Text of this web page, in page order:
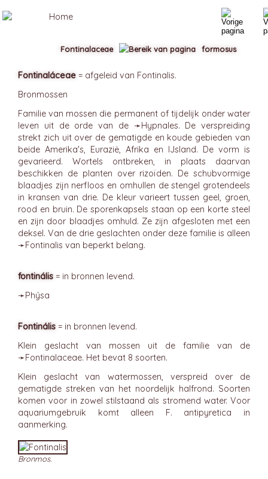
Fontinaláceae = afgeleid van Fontinalis.
Bronmossen
Familie van mossen die permanent of tijdelijk onder water
leven uit de orde van de ➛Hypnales. De verspreiding
strekt zich uit over de gematigde en koude gebieden van
beide Amerika's, Eurazië, Afrika en IJsland. De vorm is
gevarieerd. Wortels ontbreken, in plaats daarvan
beschikken de planten over rizoïden. De schubvormige
blaadjes zijn nerfloos en omhullen de stengel grotendeels
in kransen van drie. De kleur varieert tussen geel, groen,
rood en bruin. De sporenkapsels staan op een korte steel
en zijn door blaadjes omhuld. Ze zijn afgesloten met een
deksel. Van de drie geslachten onder deze familie is alleen
➛Fontinalis van beperkt belang.
fontinális = in bronnen levend.
➛Phýsa
Fontinális = in bronnen levend.
Klein geslacht van mossen uit de familie van de
➛Fontinalaceae. Het bevat 8 soorten.
Klein geslacht van watermossen, verspreid over de
gematigde streken van het noordelijk halfrond. Soorten
komen voor in zowel stilstaand als stromend water. Voor
aquariumgebruik komt alleen F. antipyretica in
aanmerking.
Bronmos.
Fontinalaceae formosus